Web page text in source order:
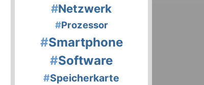
#Netzwerk
#Prozessor
#Smartphone
#Software
#Speicherkarte